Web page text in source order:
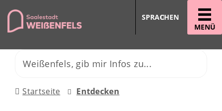
MENÜ
SPRACHEN
Startseite Entdecken